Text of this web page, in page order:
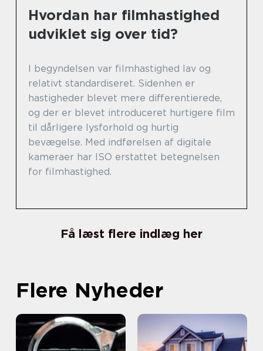
Hvordan har filmhastighed
udviklet sig over tid?
I begyndelsen var filmhastighed lav og
relativt standardiseret. Sidenhen er
hastigheder blevet mere differentierede,
og der er blevet introduceret hurtigere film
til dårligere lysforhold og hurtig
bevægelse. Med indførelsen af digitale
kameraer har ISO erstattet betegnelsen
for filmhastighed.
Få læst flere indlæg her
Flere Nyheder